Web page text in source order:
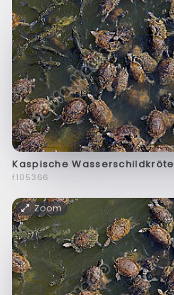
Kaspische Wasserschildkröte
f105366
Zoom